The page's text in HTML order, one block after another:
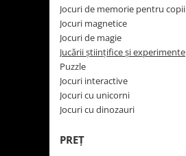
Jocuri cu dinozauri
Jucării de pluș
Jocuri educative pentru
școală/grădiniță
Cărţi de colorat, activități, apa
Accesorii diverse
LEGO Friends
LEGO Ninjago
LEGO Minecraft
LEGO DREAMZzz
LEGO Star Wars
LEGO Harry Potter
Jocuri de memorie pentru copii
Jocuri magnetice
Jocuri de magie
Jucării științifice și experimente
Puzzle
Jocuri interactive
Jocuri cu unicorni
Jocuri cu dinozauri
PREȚ